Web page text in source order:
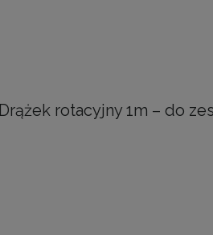
Drążek rotacyjny 1m – do